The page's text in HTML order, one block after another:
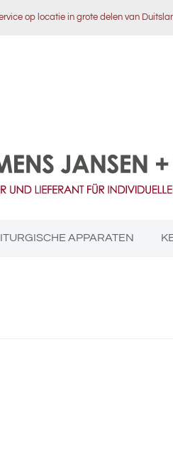
op locatie in grote delen van
APPARATEN